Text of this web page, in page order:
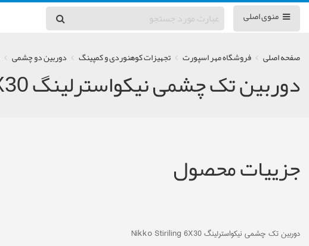
منوی اصلی
صفحه اصلی فروشگاه مهر اسپورت تجهیزات کوهنوردی و کمپینگ دوربین دو چشمی
دوربین تک چشمی نیکواسترلینگ 6X30
جزییات محصول
دوربین تک چشمی نیکواسترلینگ Nikko Stiriling 6X30